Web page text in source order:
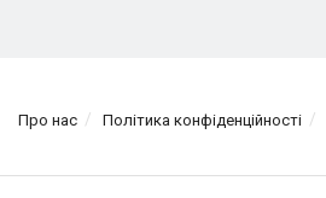
Про нас Політика конфіденційності